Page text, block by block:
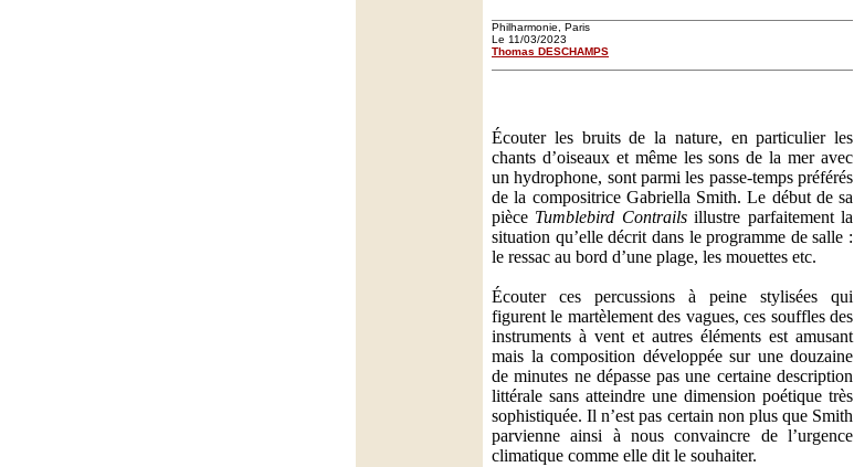
Philharmonie, Paris
Le 11/03/2023
Thomas DESCHAMPS
Écouter les bruits de la nature, en particulier les
chants d’oiseaux et même les sons de la mer avec
un hydrophone, sont parmi les passe-temps préférés
de la compositrice Gabriella Smith. Le début de sa
pièce Tumblebird Contrailsillustre parfaitement la
situation qu’elle décrit dans le programme de salle :
le ressac au bord d’une plage, les mouettes etc.
Écouter ces percussions à peine stylisées qui
figurent le martèlement des vagues, ces souffles des
instruments à vent et autres éléments est amusant
mais la composition développée sur une douzaine
de minutes ne dépasse pas une certaine description
littérale sans atteindre une dimension poétique très
sophistiquée. Il n’est pas certain non plus que Smith
parvienne ainsi à nous convaincre de l’urgence
climatique comme elle dit le souhaiter.